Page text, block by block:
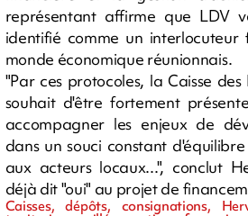
représentant affirme que LDV
identifié comme un
monde économique réunionnais.
"Par ces protocoles, la Caisse
souhait d'être fortement
accompagner les enjeux de
dans un souci constant
aux acteurs locaux...", conclut
déjà dit "oui" au projet de
Caisses, dépôts, consignations,